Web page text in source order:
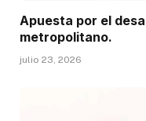
Apuesta por el
metropolitano.
julio 23, 2026